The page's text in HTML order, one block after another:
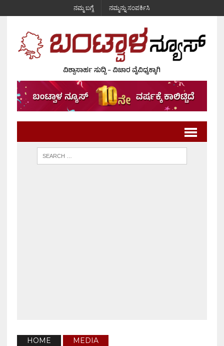
ನಮ್ಮ ಬಗ್ಗೆ ನಮ್ಮನ್ನು ಸಂಪರ್ಕಿಸಿ
HOME MEDIA